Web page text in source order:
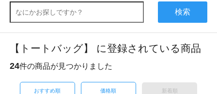
検索
【トートバッグ】 に登録されている商品
24件の商品が見つかりました
おすすめ順 価格順 新着順